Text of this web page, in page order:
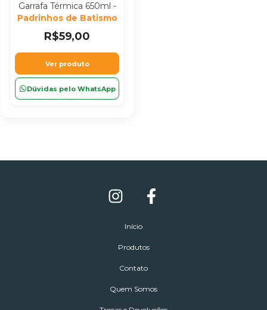
Garrafa Térmica 650ml -
Padrinhos de Batismo
R$59,00
Ver produto
Dúvidas pelo WhatsApp
Início
Produtos
Contato
Quem Somos